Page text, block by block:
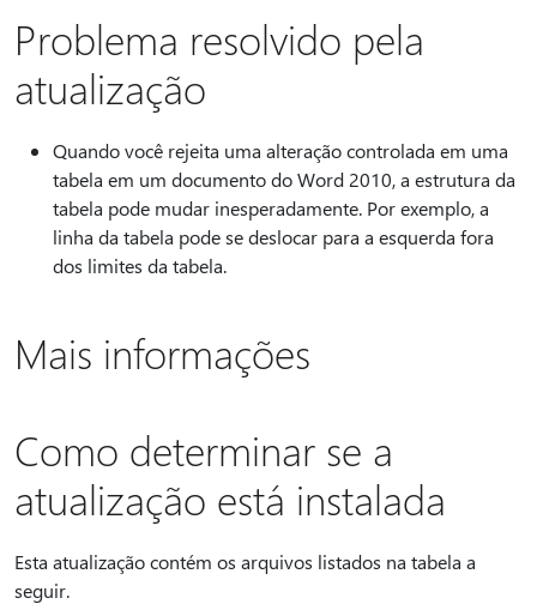
Problema resolvido pela
atualização
Quando você rejeita uma alteração controlada em uma
tabela em um documento do Word 2010, a estrutura da
tabela pode mudar inesperadamente. Por exemplo, a
linha da tabela pode se deslocar para a esquerda fora
dos limites da tabela.
Mais informações
Como determinar se a
atualização está instalada
Esta atualização contém os arquivos listados na tabela a
seguir.